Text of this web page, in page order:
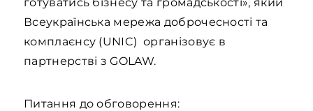
Всеукраїнська мережа доброчесності та
комплаєнсу (UNIC) організовує в
партнерстві з GOLAW.
Питання до обговорення: